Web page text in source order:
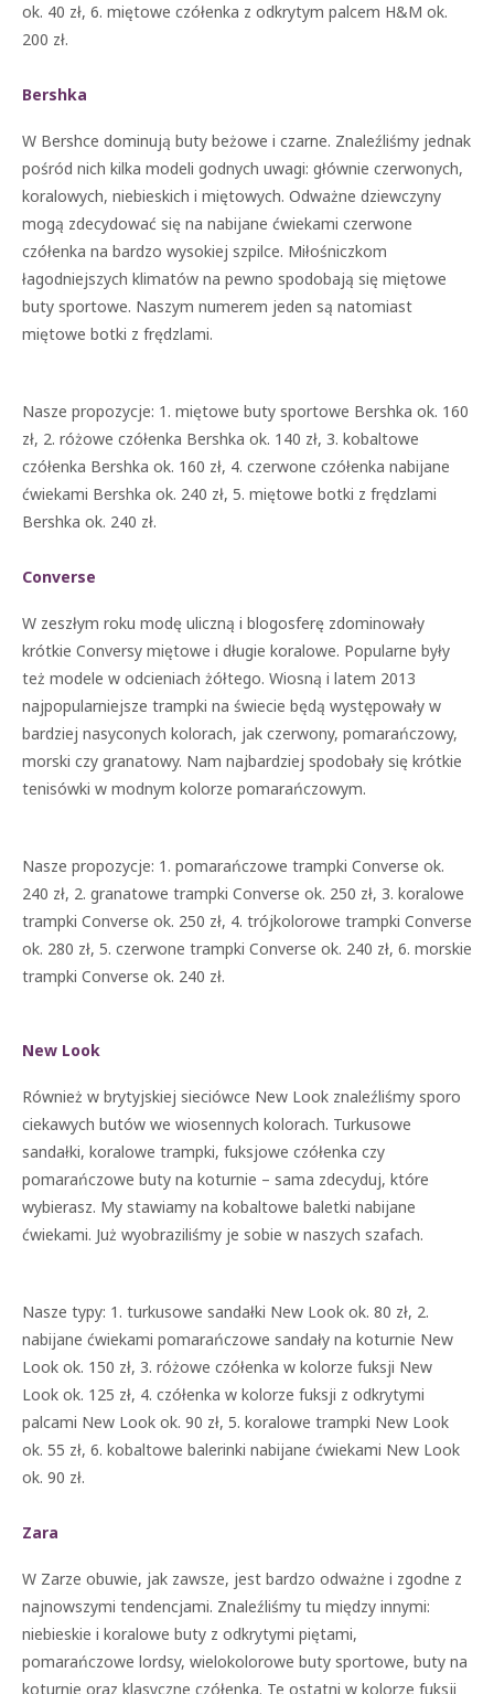
ok. 40 zł, 6. miętowe czółenka z odkrytym palcem H&M ok.
200 zł.
Bershka
W Bershce dominują buty beżowe i czarne. Znaleźliśmy jednak
pośród nich kilka modeli godnych uwagi: głównie czerwonych,
koralowych, niebieskich i miętowych. Odważne dziewczyny
mogą zdecydować się na nabijane ćwiekami czerwone
czółenka na bardzo wysokiej szpilce. Miłośniczkom
łagodniejszych klimatów na pewno spodobają się miętowe
buty sportowe. Naszym numerem jeden są natomiast
miętowe botki z frędzlami.
Nasze propozycje: 1. miętowe buty sportowe Bershka ok. 160
zł, 2. różowe czółenka Bershka ok. 140 zł, 3. kobaltowe
czółenka Bershka ok. 160 zł, 4. czerwone czółenka nabijane
ćwiekami Bershka ok. 240 zł, 5. miętowe botki z frędzlami
Bershka ok. 240 zł.
Converse
W zeszłym roku modę uliczną i blogosferę zdominowały
krótkie Conversy miętowe i długie koralowe. Popularne były
też modele w odcieniach żółtego. Wiosną i latem 2013
najpopularniejsze trampki na świecie będą występowały w
bardziej nasyconych kolorach, jak czerwony, pomarańczowy,
morski czy granatowy. Nam najbardziej spodobały się krótkie
tenisówki w modnym kolorze pomarańczowym.
Nasze propozycje: 1. pomarańczowe trampki Converse ok.
240 zł, 2. granatowe trampki Converse ok. 250 zł, 3. koralowe
trampki Converse ok. 250 zł, 4. trójkolorowe trampki Converse
ok. 280 zł, 5. czerwone trampki Converse ok. 240 zł, 6. morskie
trampki Converse ok. 240 zł.
New Look
Również w brytyjskiej sieciówce New Look znaleźliśmy sporo
ciekawych butów we wiosennych kolorach. Turkusowe
sandałki, koralowe trampki, fuksjowe czółenka czy
pomarańczowe buty na koturnie – sama zdecyduj, które
wybierasz. My stawiamy na kobaltowe baletki nabijane
ćwiekami. Już wyobraziliśmy je sobie w naszych szafach.
Nasze typy: 1. turkusowe sandałki New Look ok. 80 zł, 2.
nabijane ćwiekami pomarańczowe sandały na koturnie New
Look ok. 150 zł, 3. różowe czółenka w kolorze fuksji New
Look ok. 125 zł, 4. czółenka w kolorze fuksji z odkrytymi
palcami New Look ok. 90 zł, 5. koralowe trampki New Look
ok. 55 zł, 6. kobaltowe balerinki nabijane ćwiekami New Look
ok. 90 zł.
Zara
W Zarze obuwie, jak zawsze, jest bardzo odważne i zgodne z
najnowszymi tendencjami. Znaleźliśmy tu między innymi:
niebieskie i koralowe buty z odkrytymi piętami,
pomarańczowe lordsy, wielokolorowe buty sportowe, buty na
koturnie oraz klasyczne czółenka. Te ostatni w kolorze fuksji